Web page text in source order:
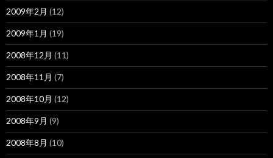
2009年2月 (12)
2009年1月 (19)
2008年12月 (11)
2008年11月 (7)
2008年10月 (12)
2008年9月 (9)
2008年8月 (10)